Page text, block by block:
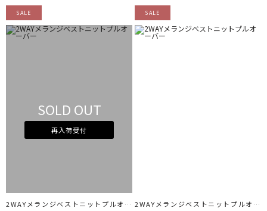
SALE
SOLD OUT
再入荷受付
2WAYメランジベストニットプルオーバー
SALE
2WAYメランジベストニットプルオーバー